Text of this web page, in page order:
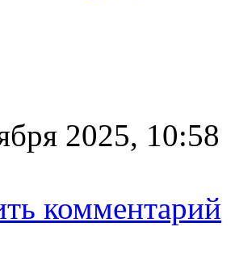
2025, 10:58
комментарий